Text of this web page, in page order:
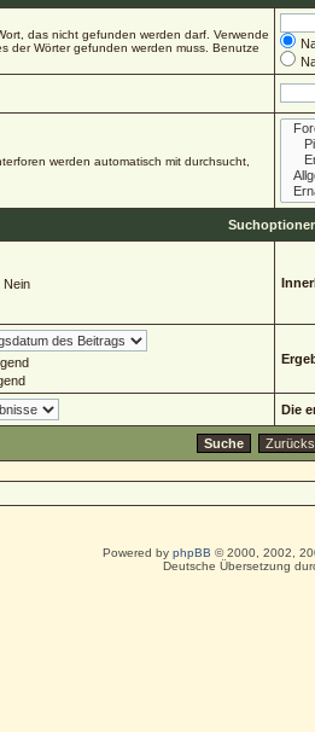
das nicht gefunden werden darf. Verwende
der Wörter gefunden werden muss. Benutze
werden automatisch mit durchsucht,
Nein
Die
Powered by phpBB © 2000, 2002,
Deutsche Übersetzung